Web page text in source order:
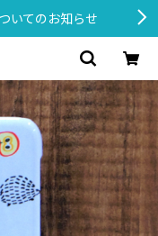
いてのお知らせ